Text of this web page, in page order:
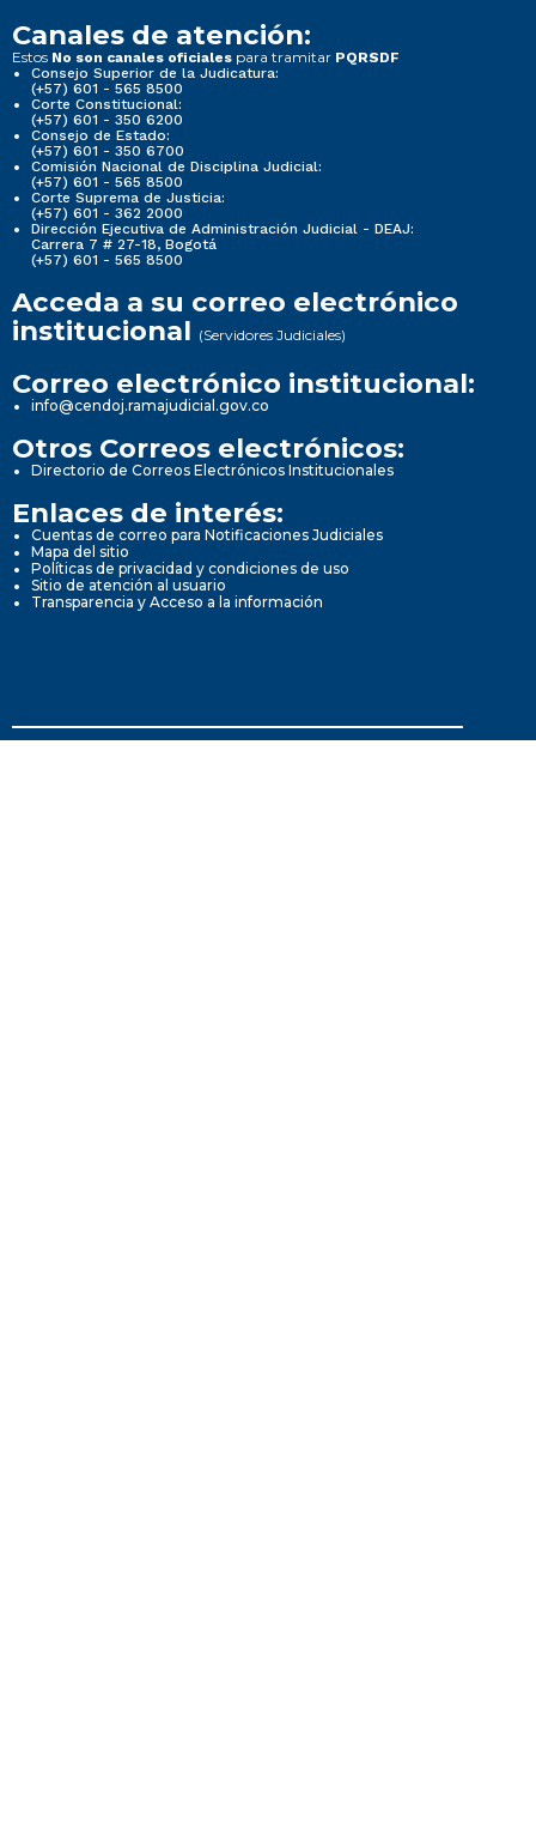
Canales de atención:
Estos No son canales oficiales para tramitar PQRSDF
Consejo Superior de la Judicatura:
(+57) 601 - 565 8500
Corte Constitucional:
(+57) 601 - 350 6200
Consejo de Estado:
(+57) 601 - 350 6700
Comisión Nacional de Disciplina Judicial:
(+57) 601 - 565 8500
Corte Suprema de Justicia:
(+57) 601 - 362 2000
Dirección Ejecutiva de Administración Judicial - DEAJ:
Carrera 7 # 27-18, Bogotá
(+57) 601 - 565 8500
Acceda a su correo electrónico
institucional (Servidores Judiciales)
Correo electrónico institucional:
info@cendoj.ramajudicial.gov.co
Otros Correos electrónicos:
Directorio de Correos Electrónicos Institucionales
Enlaces de interés:
Cuentas de correo para Notificaciones Judiciales
Mapa del sitio
Políticas de privacidad y condiciones de uso
Sitio de atención al usuario
Transparencia y Acceso a la información